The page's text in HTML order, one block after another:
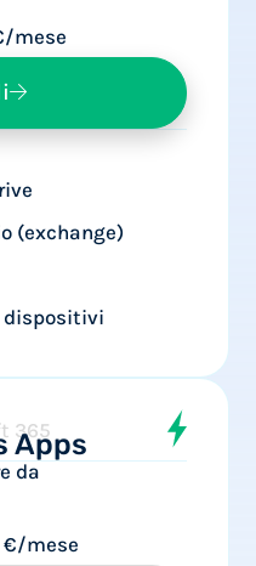
mese
(exchange)
dispositivi
365
Apps
da
€/mese